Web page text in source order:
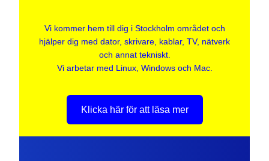
Vi kommer hem till dig i Stockholm området och
hjälper dig med dator, skrivare, kablar, TV, nätverk
och annat tekniskt.
Vi arbetar med Linux, Windows och Mac.
Klicka här för att läsa mer